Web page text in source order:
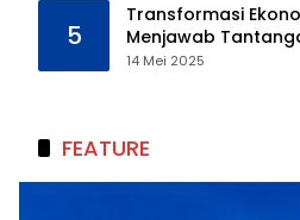
5
Transformasi
Menjawab
Pengelolaan
14 Mei 2025
FEATURE